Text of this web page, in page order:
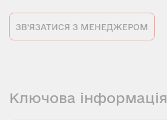
ЗВ'ЯЗАТИСЯ З МЕНЕДЖЕРОМ
Ключова інформація